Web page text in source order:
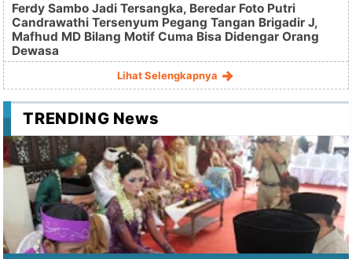
Ferdy Sambo Jadi Tersangka, Beredar Foto Putri
Candrawathi Tersenyum Pegang Tangan Brigadir J,
Mafhud MD Bilang Motif Cuma Bisa Didengar Orang
Dewasa
Lihat Selengkapnya
TRENDING News